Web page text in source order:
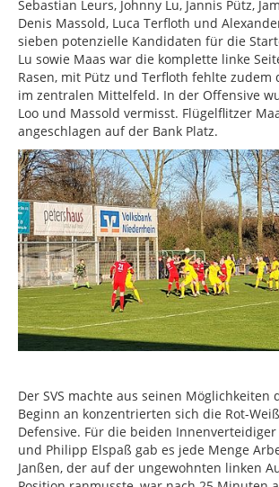
Sebastian Leurs, Johnny Lu, Jannis Pütz,
Denis Massold, Luca Terfloth und
sieben potenzielle Kandidaten für die
Lu sowie Maas war die komplette linke
Rasen, mit Pütz und Terfloth fehlte zudem
im zentralen Mittelfeld. In der Offensive
Loo und Massold vermisst. Flügelflitzer
angeschlagen auf der Bank Platz.
Der SVS machte aus seinen Möglichkeiten
Beginn an konzentrierten sich die Rot-
Defensive. Für die beiden Innenverteidiger
und Philipp Elspaß gab es jede Menge
Janßen, der auf der ungewohnten linken